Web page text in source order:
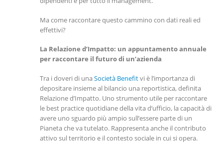
Ma come raccontare questo cammino con dati reali ed
effettivi?
La Relazione d’Impatto: un appuntamento annuale
per raccontare il futuro di un’azienda
Tra i doveri di unaSocietà Benefitvi è l’importanza di
depositare insieme al bilancio una reportistica, definita
Relazione d’Impatto. Uno strumento utile per raccontare
le best practice quotidiane della vita d’ufficio, la capacità di
avere uno sguardo più ampio sull’essere parte di un
Pianeta che va tutelato. Rappresenta anche il contributo
attivo sul territorio e il contesto sociale in cui si opera.